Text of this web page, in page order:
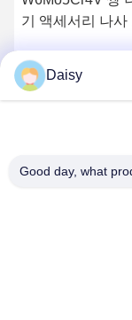
기 액세서리 나사
최고의 가격
Daisy
Good day, what